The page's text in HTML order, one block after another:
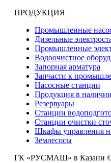
ПРОДУКЦИЯ
Промышленные
Дизельные
Промышленные
Водоочистное
Запорная арматура
Запчасти к
Насосные станции
Продукция в наличии
Резервуары
Станции
Станции очистки
Шкафы управления
Землесосы
ГК «РУСМАШ» в Казани ©